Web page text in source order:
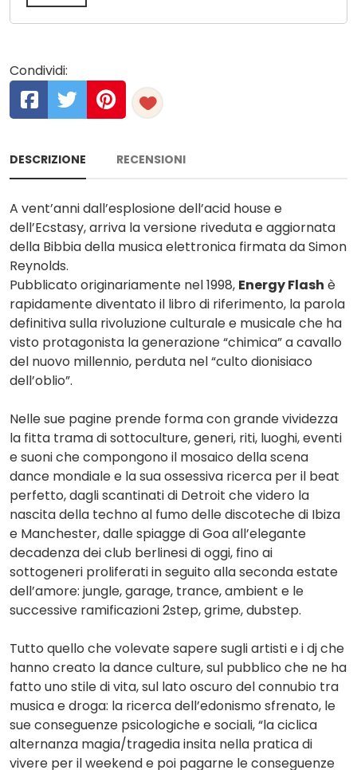
Condividi:
DESCRIZIONE RECENSIONI
A vent’anni dall’esplosione dell’acid house e
dell’Ecstasy, arriva la versione riveduta e aggiornata
della Bibbia della musica elettronica firmata da Simon
Reynolds.
Pubblicato originariamente nel 1998, Energy Flash è
rapidamente diventato il libro di riferimento, la parola
definitiva sulla rivoluzione culturale e musicale che ha
visto protagonista la generazione “chimica” a cavallo
del nuovo millennio, perduta nel “culto dionisiaco
dell’oblio”.
Nelle sue pagine prende forma con grande vividezza
la fitta trama di sottoculture, generi, riti, luoghi, eventi
e suoni che compongono il mosaico della scena
dance mondiale e la sua ossessiva ricerca per il beat
perfetto, dagli scantinati di Detroit che videro la
nascita della techno al fumo delle discoteche di Ibiza
e Manchester, dalle spiagge di Goa all’elegante
decadenza dei club berlinesi di oggi, fino ai
sottogeneri proliferati in seguito alla seconda estate
dell’amore: jungle, garage, trance, ambient e le
successive ramificazioni 2step, grime, dubstep.
Tutto quello che volevate sapere sugli artisti e i dj che
hanno creato la dance culture, sul pubblico che ne ha
fatto uno stile di vita, sul lato oscuro del connubio tra
musica e droga: la ricerca dell’edonismo sfrenato, le
sue conseguenze psicologiche e sociali, “la ciclica
alternanza magia/tragedia insita nella pratica di
vivere per il weekend e poi pagarne le conseguenze